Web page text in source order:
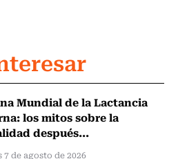
Mundial de la Lactancia
los mitos sobre la
después...
7 de agosto de 2026